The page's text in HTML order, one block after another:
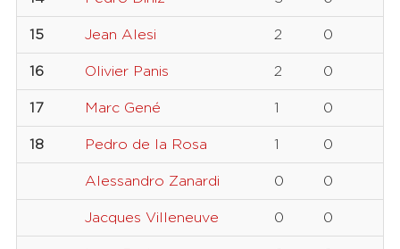
15 Jean Alesi 2 0
16 Olivier Panis 2 0
17 Marc Gené 1 0
18 Pedro de la Rosa 1 0
Alessandro Zanardi 0 0
Jacques Villeneuve 0 0